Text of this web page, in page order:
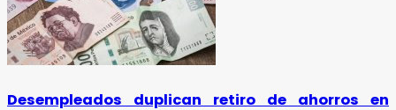
Desempleados duplican retiro de ahorros en